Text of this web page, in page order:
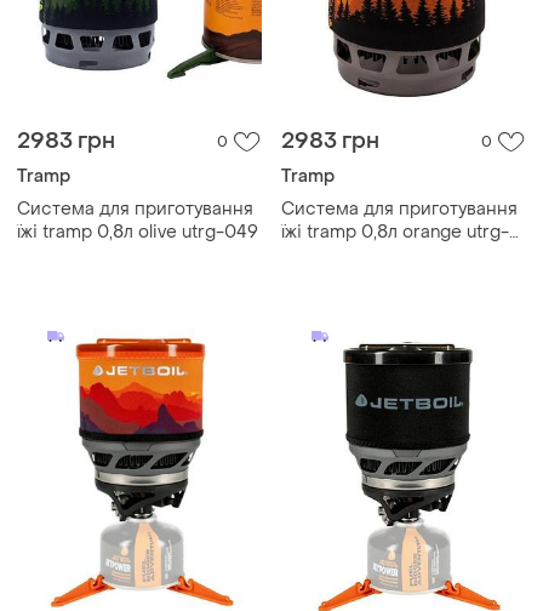
2983 грн 0
Tramp
Система для приготування
їжі tramp 0,8л olive utrg-049
2983 грн 0
Tramp
Система для приготування
їжі tramp 0,8л orange utrg-